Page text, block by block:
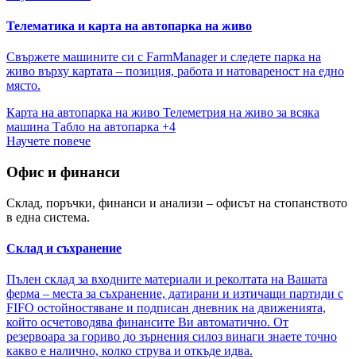
Телематика и карта на автопарка на живо
Свържете машините си с FarmManager и следете парка на
живо върху картата – позиция, работа и натовареност на едно
място.
Карта на автопарка на живо Телеметрия на живо за всяка
машина Табло на автопарка +4
Научете повече
Офис и финанси
Склад, поръчки, финанси и анализи – офисът на стопанството
в една система.
Склад и съхранение
Пълен склад за входните материали и реколтата на Вашата
ферма – места за съхранение, датирани и изтичащи партиди с
FIFO остойностяване и подписан дневник на движенията,
който осчетоводява финансите Ви автоматично. От
резервоара за гориво до зърнения силоз винаги знаете точно
какво е налично, колко струва и откъде идва.